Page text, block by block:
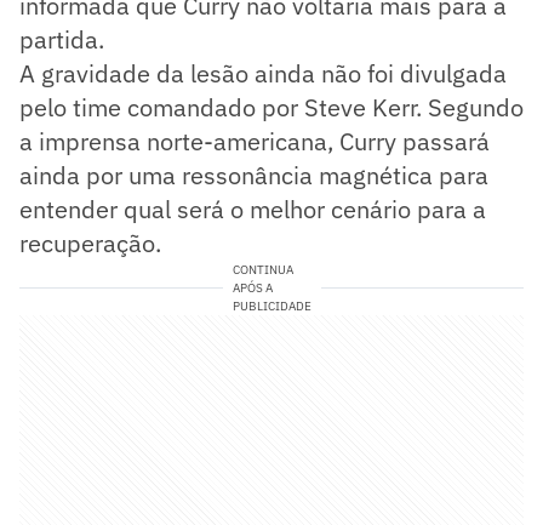
partida.
A gravidade da lesão ainda não foi divulgada
pelo time comandado por Steve Kerr. Segundo
a imprensa norte-americana, Curry passará
ainda por uma ressonância magnética para
entender qual será o melhor cenário para a
recuperação.
CONTINUA
APÓS A
PUBLICIDADE